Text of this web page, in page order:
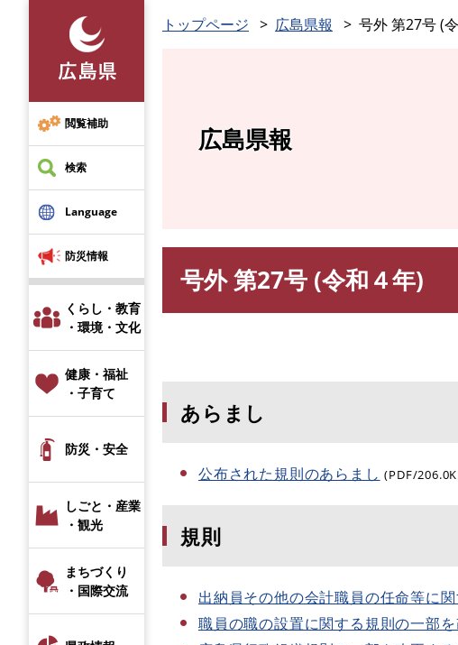
先
頭
で
す
閲覧補助
検索
Language
防災情報
くらし・教育
・環境・文化
健康・福祉
・子育て
防災・安全
しごと・産業
・観光
まちづくり
・国際交流
トップページ 広島県報 号外 第27号 (
広島県報
号外 第27号 (令和４年)
あらまし
公布された規則のあらまし (PDF/
規則
出納員その他の会計職員の任命等に
職員の職の設置に関する規則の一部